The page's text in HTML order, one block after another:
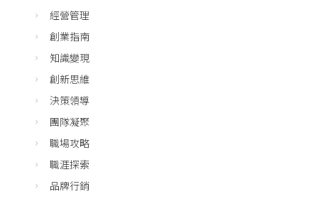
經營管理
創業指南
知識變現
創新思維
決策領導
團隊凝聚
職場攻略
職涯探索
品牌行銷